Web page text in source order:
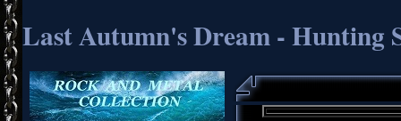
Last Autumn's Dream - Hunting